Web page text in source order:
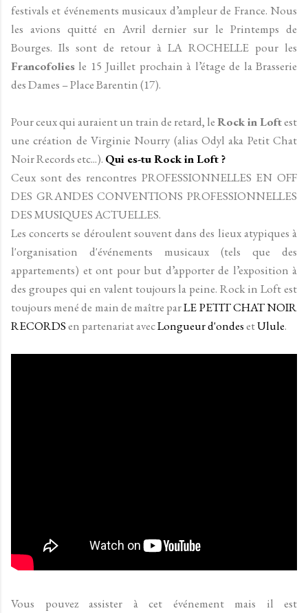
festivals et événements musicaux d’ampleur de France. Nous
les avions quitté en Avril dernier sur le Printemps de
Bourges. Ils sont de retour à LA ROCHELLE pour les
Francofolies le 15 Juillet prochain à l’étage de la Brasserie
des Dames – Place Barentin (17).
Pour ceux qui auraient un train de retard, leRock in Loftest
une création de Virginie Nourry (alias Odyl aka Petit Chat
Noir Records etc...). Qui es-tu Rock in Loft ?
Ceux sont des rencontres PROFESSIONNELLES EN OFF
DES GRANDES CONVENTIONS PROFESSIONNELLES
DES MUSIQUES ACTUELLES.
Les concerts se déroulent souvent dans des lieux atypiques à
l'organisation d'événements musicaux (tels que des
appartements) et ont pour but d’apporter de l’exposition à
des groupes qui en valent toujours la peine. Rock in Loft est
toujours mené de main de maître parLE PETIT CHAT NOIR
RECORDSen partenariat avecLongueur d'ondesetUlule.
Vous pouvez assister à cet événement mais il est